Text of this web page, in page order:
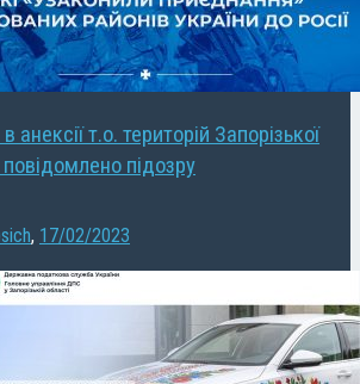
анексії т.о. територій Запорізької
повідомлено підозру
, 17/02/2023